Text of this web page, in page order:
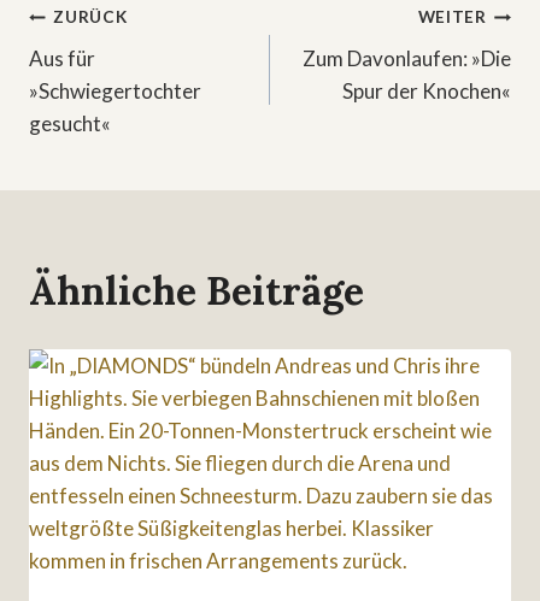
Beitragsnavigation
ZURÜCK
Aus für
»Schwiegertochter
gesucht«
WEITER
Zum Davonlaufen: »Die
Spur der Knochen«
Ähnliche Beiträge